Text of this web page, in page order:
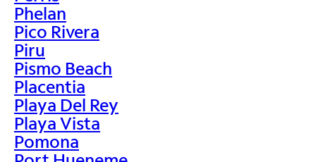
Phelan
Pico Rivera
Piru
Pismo Beach
Placentia
Playa Del Rey
Playa Vista
Pomona